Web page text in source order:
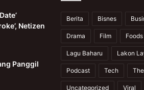
Netizen
Panggil
Berita Bisnes
Drama Film Foods
Lagu Baharu Lakon
Podcast Tech
Uncategorized Viral